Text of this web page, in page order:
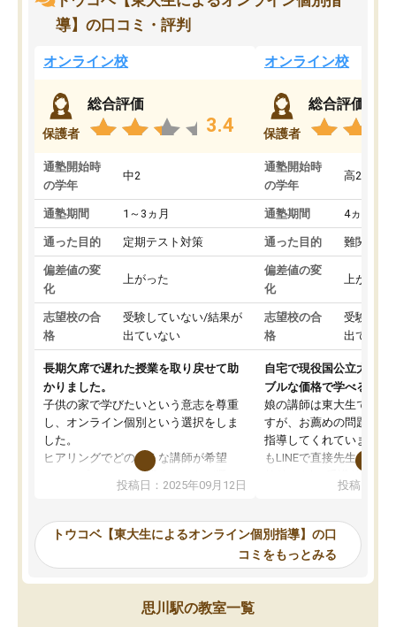
導】の口コミ・評判
オンライン校
保護者
総合評価
3.4
通塾開始時
の学年
中2
通塾期間 1～3ヵ月
通った目的 定期テスト対策
偏差値の変
化
上がった
志望校の合
格
受験していない/結果が
出ていない
長期欠席で遅れた授業を取り戻せて助
かりました。
子供の家で学びたいという意志を尊重
し、オンライン個別という選択をしま
した。
ヒアリングでどのような講師が希望
か、オプションは付帯するかなど選ぶ
事が出来ました。
ーティングを行い、その講師で良いか
見てから講師を決定する事ができま
す。
うちの子は、初回面談の講師の方で決
投稿日：2025年09月12日
オンライン校
保護者
総合評価
通塾開始時
の学年
高2
通塾期間 4ヵ月～1
通った目的 難関私立
偏差値の変
化
上がった
志望校の合
格
受験して
出ていな
自宅で現役国公立大学生
ブルな価格で学べる
娘の講師は東大生では無
すが、お薦めの問題集や
指導してくれています。
もLINEで直接先生に質問
めれるので、個人に合
いなのがあり(有料)、受
ことをどんなスケジュー
くか相談したのですが、
ち期待したものではなく
投稿日：
トウコベ【東大生によるオンライン個別指導】の口
コミをもっとみる
思川駅の教室一覧